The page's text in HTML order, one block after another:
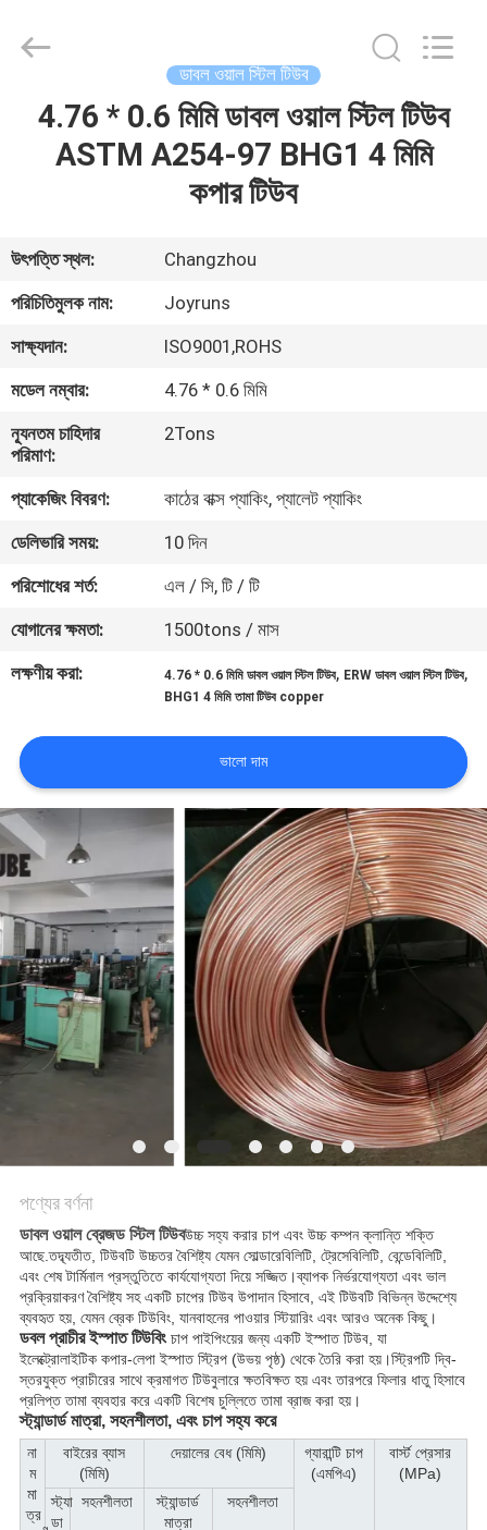
বাড়ি
আমাদের
সম্পর্কে
কারখানা
ভ্রমণ
নিয়ন্ত্রণ
যোগাযোগ
করুন
উদ্ধৃতির
জন্য
আবেদন
সাইটম্যাপ
গোপনীয়তা
নীতি
Tube
Reserved.
ডাবল ওয়াল স্টিল টিউব
4.76 * 0.6 মিমি ডাবল ওয়াল স্টিল টিউব
ASTM A254-97 BHG1 4 মিমি
কপার টিউব
উৎপত্তি স্থল:
Changzhou
পরিচিতিমুলক নাম:
Joyruns
সাক্ষ্যদান:
ISO9001,ROHS
মডেল নম্বার:
4.76 * 0.6 মিমি
ন্যূনতম চাহিদার
পরিমাণ:
2Tons
প্যাকেজিং বিবরণ:
কাঠের বাক্স প্যাকিং, প্যালেট প্যাকিং
ডেলিভারি সময়:
10 দিন
পরিশোধের শর্ত:
এল / সি, টি / টি
যোগানের ক্ষমতা:
1500tons / মাস
লক্ষণীয় করা:
4.76 * 0.6 মিমি ডাবল ওয়াল স্টিল টিউব, ERW ডাবল ওয়াল স্টিল টিউব,
BHG1 4 মিমি তামা টিউব copper
ভালো দাম
পণ্যের বর্ণনা
ডাবল ওয়াল ব্রেজড স্টিল টিউবউচ্চ সহ্য করার চাপ এবং উচ্চ কম্পন ক্লান্তি শক্তি
আছে.তদ্ব্যতীত, টিউবটি উচ্চতর বৈশিষ্ট্য যেমন সোল্ডারেবিলিটি, ট্রেসেবিলিটি, বেন্ডেবিলিটি,
এবং শেষ টার্মিনাল প্রস্তুতিতে কার্যযোগ্যতা দিয়ে সজ্জিত।ব্যাপক নির্ভরযোগ্যতা এবং ভাল
প্রক্রিয়াকরণ বৈশিষ্ট্য সহ একটি চাপের টিউব উপাদান হিসাবে, এই টিউবটি বিভিন্ন উদ্দেশ্যে
ব্যবহৃত হয়, যেমন ব্রেক টিউবিং, যানবাহনের পাওয়ার স্টিয়ারিং এবং আরও অনেক কিছু।
ডবল প্রাচীর ইস্পাত টিউবিং চাপ পাইপিংয়ের জন্য একটি ইস্পাত টিউব, যা
ইলেক্ট্রোলাইটিক কপার-লেপা ইস্পাত স্ট্রিপ (উভয় পৃষ্ঠ) থেকে তৈরি করা হয়।স্ট্রিপটি দ্বি-
স্তরযুক্ত প্রাচীরের সাথে ক্রমাগত টিউবুলারে ক্ষতবিক্ষত হয় এবং তারপরে ফিলার ধাতু হিসাবে
প্রলিপ্ত তামা ব্যবহার করে একটি বিশেষ চুল্লিতে তামা ব্রাজ করা হয়।
স্ট্যান্ডার্ড মাত্রা, সহনশীলতা, এবং চাপ সহ্য করে
না
ম
মা
ত্র
বাইরের ব্যাস
(মিমি)
দেয়ালের বেধ (মিমি)
গ্যারান্টি চাপ
(এমপিএ)
বার্স্ট প্রেসার
(MPa)
স্ট্যা
ন্ডা
সহনশীলতা
স্ট্যান্ডার্ড
মাত্রা
সহনশীলতা